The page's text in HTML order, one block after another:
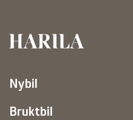
Nybil
Bruktbil